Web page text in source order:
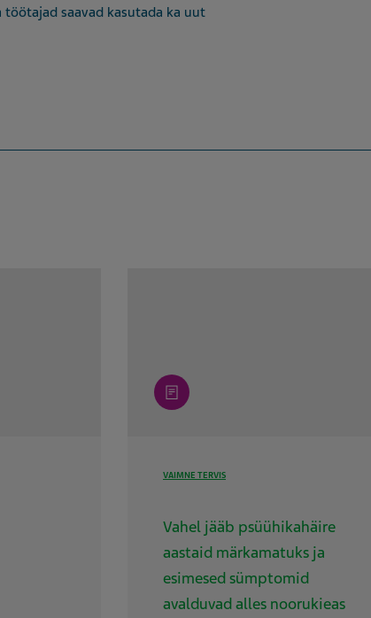
töötajad saavad kasutada ka uut
article
VAIMNE TERVIS
Vahel jääb psüühikahäire
aastaid märkamatuks ja
esimesed sümptomid
avalduvad alles noorukieas